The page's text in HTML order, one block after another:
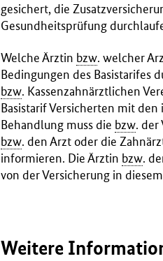
gesichert, die
Gesundheitsprüfung
Welche Ärztin bzw. welcher
Bedingungen des Basistarifes
bzw. Kassenzahnärztlichen
Basistarif Versicherten mit
Behandlung muss die bzw. der
bzw. den Arzt oder die
informieren. Die Ärztin bzw.
von der Versicherung in
Weitere